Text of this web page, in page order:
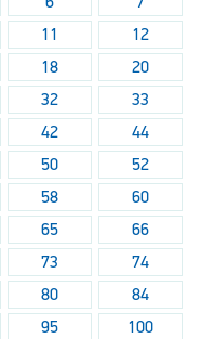
11
12
18
20
32
33
42
44
50
52
58
60
65
66
73
74
80
84
95
100